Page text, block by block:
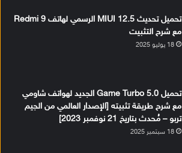
تحميل تحديث MIUI 12.5 الرسمي لهاتف Redmi 9
مع شرح التثبيت
18 يوليو 2025
تحميل Game Turbo 5.0 الجديد لهواتف شاومي
مع شرح طريقة تثبيته [الإصدار العالمي من الجيم
تربو – مُحدث بتاريخ 21 نوفمبر 2023]
18 سبتمبر 2025